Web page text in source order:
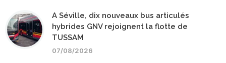
A Séville, dix nouveaux bus articulés
hybrides GNV rejoignent la flotte de
TUSSAM
07/08/2026